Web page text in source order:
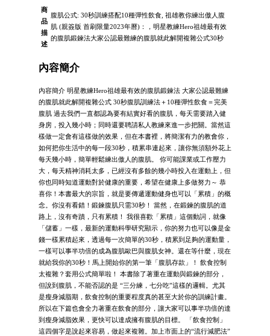
商
品
描
述
腹肌公式: 30秒訓練搭配10種彈性飲食, 祖雄教你練出傲人腹
肌 (親簽版 首刷限量2023年曆)：，明星教練Hero祖雄最有效
的腹肌鍛鍊法大家公認最難練的腹肌就此解開複雜公式30秒
內容簡介
內容簡介 明星教練Hero祖雄最有效的腹肌鍛鍊法 大家公認最難練
的腹肌就此解開複雜公式 30秒腹肌訓練法＋10種彈性飲食＝完美
腹肌 過去我們一直都認為要有結實好看的腹肌，每天需要踏入健
身房，投入幾小時；同時還要聘請私人教練來進一步把關。當然這
樣做一定會有這樣做的效果，但在本書裡，將簡潔有力的教會你，
如何把你生活中的每一段30秒，積累串連起來，讓你無須額外花上
每天幾小時，簡單輕鬆練出傲人的腹肌。 你可能課業或工作壓力
大，每天精神消耗太多，已經沒有多餘的幾小時投入在運動上，但
你也同時知道運動對於健康的重要，希望在健康上多做努力～ 恭
喜你！本書最大的宗旨，就是要傳遞運動健身也可以「累積」的概
念。你沒有看錯！鍛鍊腹肌只需30秒！ 當然，在鍛鍊的腹肌的道
路上，沒有奇蹟，只有累積！ 我很喜歡「累積」這個動詞，就像
「儲蓄」一樣，最新的運動科學研究顯示，你的努力也可以像是金
錢一樣累積起來，透過每一次簡單的30秒，積累到足夠的運動量，
一樣可以事半功倍的成為腹肌歐巴與腹肌女神。還在等什麼，現在
就給我你的30秒！馬上開始你的第一筆「腹肌存款」！ 飲食控制
太複雜？套用公式簡單啦！ 本書除了著重在運動與鍛鍊的部分，
但說到腹肌，不能否認的是 “三分練，七分吃”這樣的邏輯。尤其
是瘦身減脂期，飲食控制的重要程度真的甚至大於你的訓練計畫。
所以在下篇也會全力著重在飲食的部分，讓大家可以事半功倍的達
到瘦身減脂效果，更快可以達成擁有腹肌的目標。 「飲食控制」
這四個字是說起來容易，做起來複雜。加上市面上的“流行減肥法”